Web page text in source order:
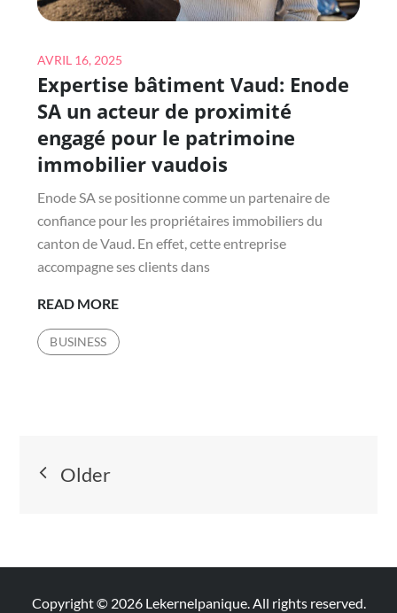
Posted
on
AVRIL 16, 2025
Expertise bâtiment Vaud: Enode
SA un acteur de proximité
engagé pour le patrimoine
immobilier vaudois
Enode SA se positionne comme un partenaire de
confiance pour les propriétaires immobiliers du
canton de Vaud. En effet, cette entreprise
accompagne ses clients dans
READ MOREEXPERTISE
VAUD:
IMMOBILIER
BUSINESS
Navigation
articles
Older
Copyright © 2026 Lekernelpanique. All rights reserved.